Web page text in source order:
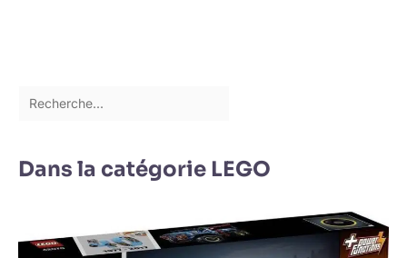
Dans la catégorie LEGO